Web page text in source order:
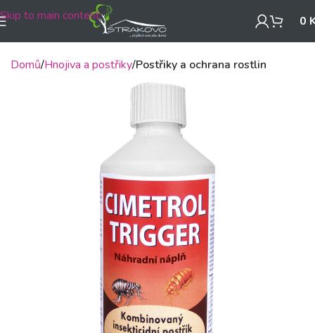
Skip to main content 0
Domů Hnojiva a postřiky Postřiky a ochrana rostlin